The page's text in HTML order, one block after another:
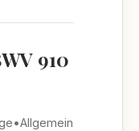
910
•Allgemein